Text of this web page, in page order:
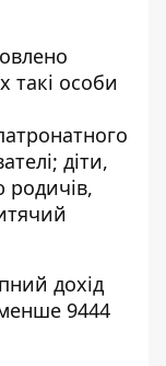
такі особи
діти,
родичів,
дохід
9444